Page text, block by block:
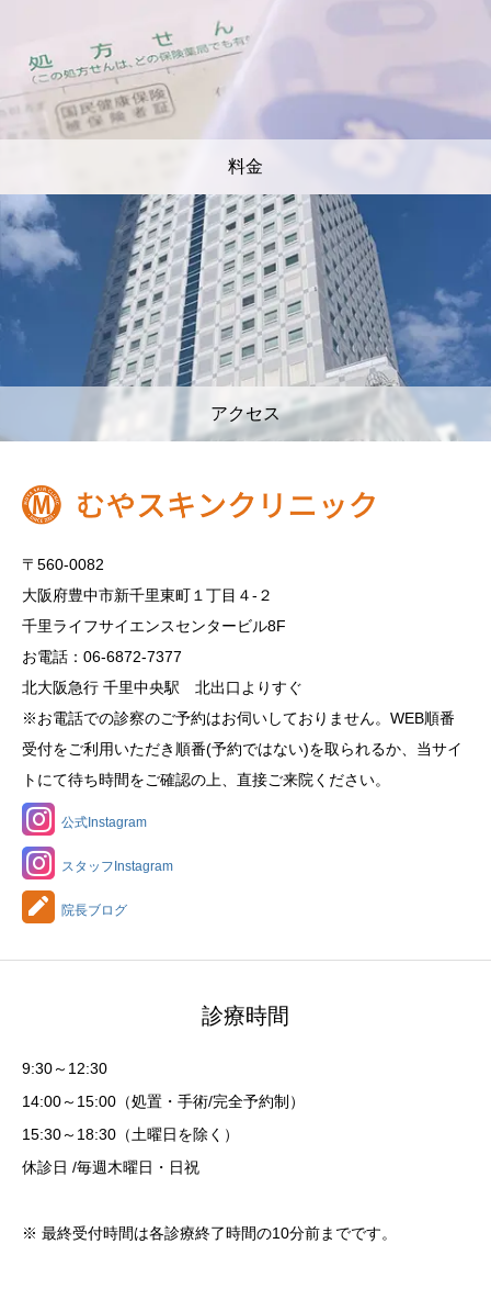
料金
アクセス
〒560-0082
大阪府豊中市新千里東町１丁目４‐２
千里ライフサイエンスセンタービル8F
お電話：06-6872-7377
北大阪急行 千里中央駅 北出口よりすぐ
※お電話での診察のご予約はお伺いしておりません。WEB順番
受付をご利用いただき順番(予約ではない)を取られるか、当サイ
トにて待ち時間をご確認の上、直接ご来院ください。
公式Instagram
スタッフInstagram
院長ブログ
診療時間
9:30～12:30
14:00～15:00（処置・手術/完全予約制）
15:30～18:30（土曜日を除く）
休診日 /毎週木曜日・日祝
※ 最終受付時間は各診療終了時間の10分前までです。